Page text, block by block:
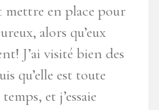
mettre en place pour
alors qu’eux
J’ai visité bien des
qu’elle est toute
et j’essaie